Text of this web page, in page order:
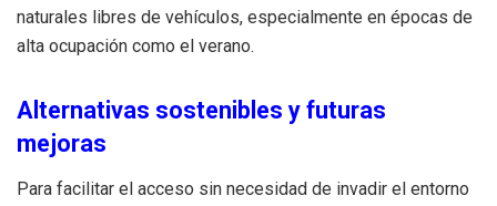
naturales libres de vehículos, especialmente en épocas de
alta ocupación como el verano.
Alternativas sostenibles y futuras
mejoras
Para facilitar el acceso sin necesidad de invadir el entorno